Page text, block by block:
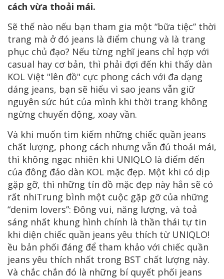
cách vừa thoải mái.
Sẽ thế nào nếu bạn tham gia một “bữa tiệc” thời
trang mà ở đó jeans là điểm chung và là trang
phục chủ đạo? Nếu từng nghĩ jeans chỉ hợp với
casual hay cơ bản, thì phải đợi đến khi thấy dàn
KOL Việt "lên đồ" cực phong cách với đa dạng
dáng jeans, bạn sẽ hiểu vì sao jeans vẫn giữ
nguyên sức hút của mình khi thời trang không
ngừng chuyển động, xoay vần.
Và khi muốn tìm kiếm những chiếc quần jeans
chất lượng, phong cách nhưng vẫn đủ thoải mái,
thì không ngạc nhiên khi UNIQLO là điểm đến
của đông đảo dàn KOL mặc đẹp. Một khi có dịp
gặp gỡ, thì những tín đồ mặc đẹp này hẳn sẽ có
rất nhiTrung bình một cuộc gặp gỡ của những
“denim lovers”: Đông vui, năng lượng, và toả
sáng nhất khung hình chính là thần thái tự tin
khi diện chiếc quần jeans yêu thích từ UNIQLO!
ều bản phối đáng để tham khảo với chiếc quần
jeans yêu thích nhất trong BST chất lượng này.
Và chắc chắn đó là những bí quyết phối jeans